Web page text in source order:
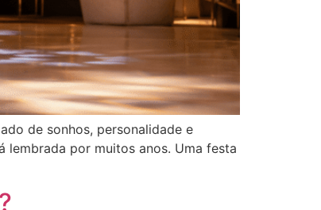
de sonhos, personalidade e
lembrada por muitos anos. Uma festa